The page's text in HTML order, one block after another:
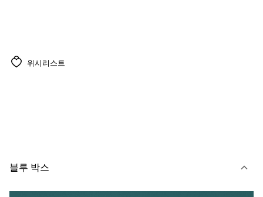
위시리스트
블루 박스